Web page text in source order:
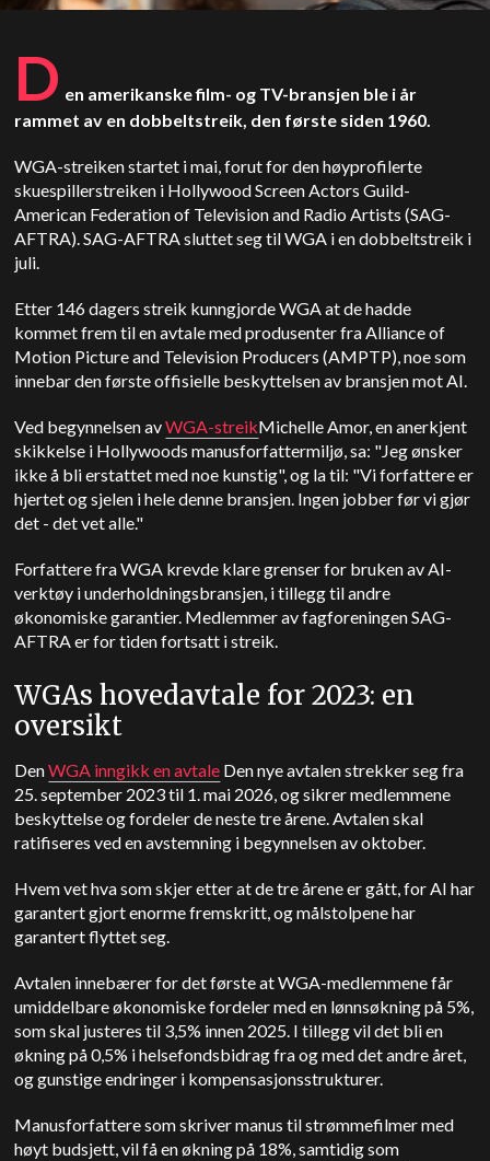
D en amerikanske film- og TV-bransjen ble i år
rammet av en dobbeltstreik, den første siden 1960.
WGA-streiken startet i mai, forut for den høyprofilerte
skuespillerstreiken i Hollywood Screen Actors Guild-
American Federation of Television and Radio Artists (SAG-
AFTRA). SAG-AFTRA sluttet seg til WGA i en dobbeltstreik i
juli.
Etter 146 dagers streik kunngjorde WGA at de hadde
kommet frem til en avtale med produsenter fra Alliance of
Motion Picture and Television Producers (AMPTP), noe som
innebar den første offisielle beskyttelsen av bransjen mot AI.
Ved begynnelsen avWGA-streikMichelle Amor, en anerkjent
skikkelse i Hollywoods manusforfattermiljø, sa: "Jeg ønsker
ikke å bli erstattet med noe kunstig", og la til: "Vi forfattere er
hjertet og sjelen i hele denne bransjen. Ingen jobber før vi gjør
det - det vet alle."
Forfattere fra WGA krevde klare grenser for bruken av AI-
verktøy i underholdningsbransjen, i tillegg til andre
økonomiske garantier. Medlemmer av fagforeningen SAG-
AFTRA er for tiden fortsatt i streik.
WGAs hovedavtale for 2023: en
oversikt
DenWGA inngikk en avtale Den nye avtalen strekker seg fra
25. september 2023 til 1. mai 2026, og sikrer medlemmene
beskyttelse og fordeler de neste tre årene. Avtalen skal
ratifiseres ved en avstemning i begynnelsen av oktober.
Hvem vet hva som skjer etter at de tre årene er gått, for AI har
garantert gjort enorme fremskritt, og målstolpene har
garantert flyttet seg.
Avtalen innebærer for det første at WGA-medlemmene får
umiddelbare økonomiske fordeler med en lønnsøkning på 5%,
som skal justeres til 3,5% innen 2025. I tillegg vil det bli en
økning på 0,5% i helsefondsbidrag fra og med det andre året,
og gunstigeendringer i kompensasjonsstrukturer.
Manusforfattere som skriver manus til strømmefilmer med
høyt budsjett, vil få en økning på 18%, samtidig som